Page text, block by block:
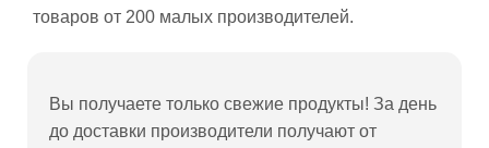
товаров от 200 малых производителей.
Вы получаете только свежие продукты! За день
до доставки производители получают от